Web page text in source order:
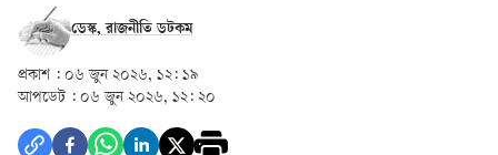
ডেস্ক, রাজনীতি ডটকম
প্রকাশ : ০৬ জুন ২০২৬, ১২: ১৯
আপডেট : ০৬ জুন ২০২৬, ১২: ২০